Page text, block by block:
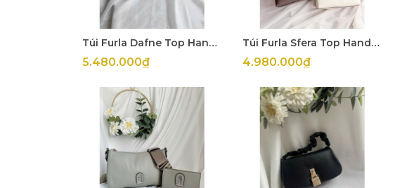
Túi Furla Dafne Top Handle
5.480.000₫
Túi Furla Sfera Top Handle New
4.980.000₫